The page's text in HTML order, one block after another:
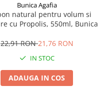
Bunica Agafia
natural pentru volum si
cu Propolis, 550ml, Bunica
22,91 RON21,76 RON
IN STOC
ADAUGA IN COS